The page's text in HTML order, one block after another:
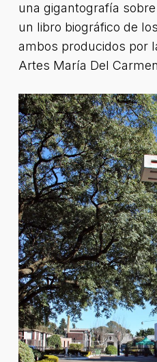
una gigantografía
un libro biográfico de
ambos producidos por
Artes María Del